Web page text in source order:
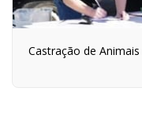
Castração de